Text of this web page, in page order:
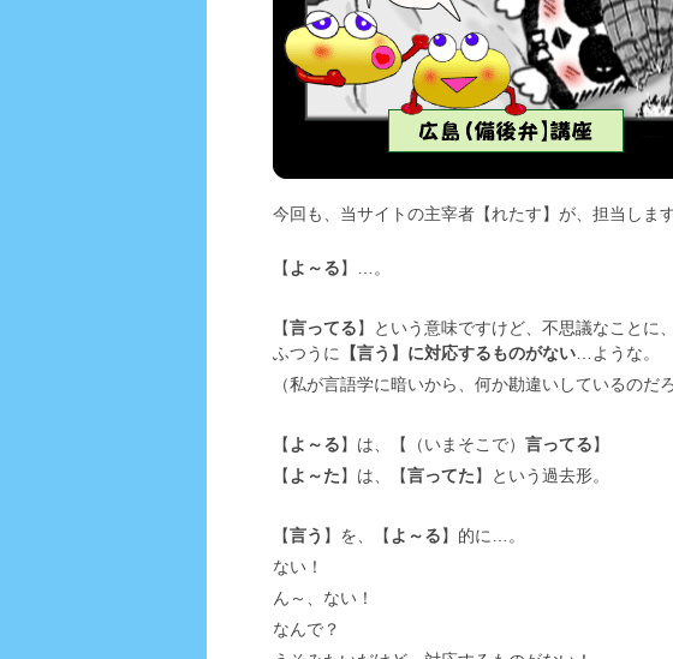
今回も、当サイトの主宰者【れたす】が、担当します
【 よ～る】…。
【言ってる】という意味ですけど、不思議なことに
ふつうに
【言う】に対応するものがない …ような。
（私が言語学に暗いから、何か勘違いしているのだ
【 よ～る】は、【（いまそこで） 言ってる】
【 よ～た】は、【言ってた】という過去形。
【言う 】を、【 よ～る】的に…。
ない！
ん～、ない！
なんで？